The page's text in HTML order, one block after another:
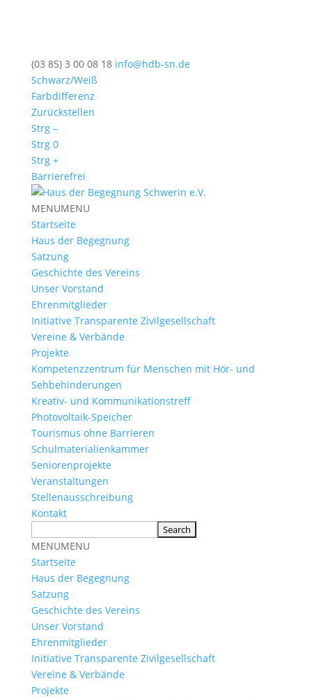
(03 85) 3 00 08 18 info@hdb-sn.de
Schwarz/Weiß
Farbdifferenz
Zurückstellen
Strg –
Strg 0
Strg +
Barrierefrei
MENUMENU
Startseite
Haus der Begegnung
Satzung
Geschichte des Vereins
Unser Vorstand
Ehrenmitglieder
Initiative Transparente Zivilgesellschaft
Vereine & Verbände
Projekte
Kompetenzzentrum für Menschen mit Hör- und
Sehbehinderungen
Kreativ- und Kommunikationstreff
Photovoltaik-Speicher
Tourismus ohne Barrieren
Schulmaterialienkammer
Seniorenprojekte
Veranstaltungen
Stellenausschreibung
Kontakt
MENUMENU
Startseite
Haus der Begegnung
Satzung
Geschichte des Vereins
Unser Vorstand
Ehrenmitglieder
Initiative Transparente Zivilgesellschaft
Vereine & Verbände
Projekte